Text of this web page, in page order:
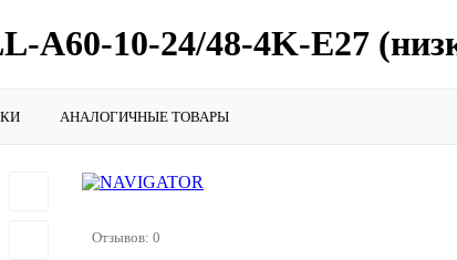
A60-10-24/48-4K-E27
АНАЛОГИЧНЫЕ ТОВАРЫ
Отзывов: 0